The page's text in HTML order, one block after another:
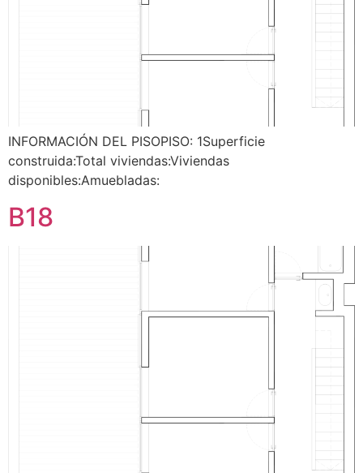
INFORMACIÓN DEL PISOPISO: 1Superficie
construida:Total viviendas:Viviendas
disponibles:Amuebladas:
B18